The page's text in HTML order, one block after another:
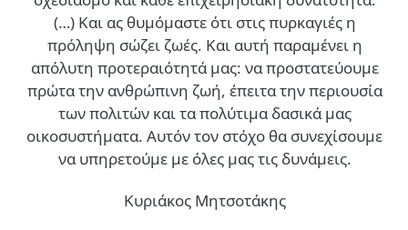
(…) Και ας θυμόμαστε ότι στις πυρκαγιές η
πρόληψη σώζει ζωές. Και αυτή παραμένει η
απόλυτη προτεραιότητά μας: να προστατεύουμε
πρώτα την ανθρώπινη ζωή, έπειτα την περιουσία
των πολιτών και τα πολύτιμα δασικά μας
οικοσυστήματα. Αυτόν τον στόχο θα συνεχίσουμε
να υπηρετούμε με όλες μας τις δυνάμεις.
Κυριάκος Μητσοτάκης